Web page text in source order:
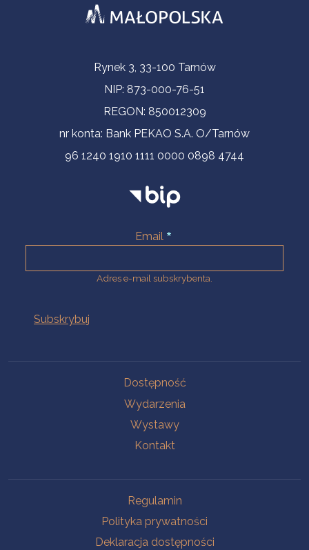
Informacje kontaktoweRynek 3, 33-100 Tarnów
NIP: 873-000-76-51
REGON: 850012309
nr konta: Bank PEKAO S.A. O/Tarnów
96 1240 1910 1111 0000 0898 4744
Email
Adres e-mail subskrybenta.
Dostępność
Wydarzenia
Wystawy
Kontakt
Regulamin
Polityka prywatności
Deklaracja dostępności